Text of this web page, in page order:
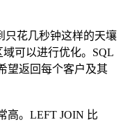
只花几秒钟这样的天壤
可以进行优化。SQL
望返回每个客户及其
高。LEFT JOIN 比